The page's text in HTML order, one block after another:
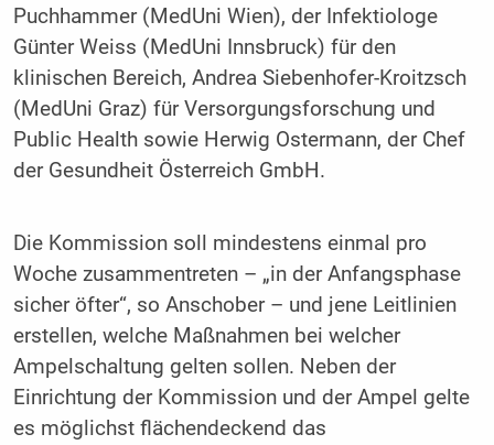
Puchhammer (MedUni Wien), der Infektiologe
Günter Weiss (MedUni Innsbruck) für den
klinischen Bereich, Andrea Siebenhofer-Kroitzsch
(MedUni Graz) für Versorgungsforschung und
Public Health sowie Herwig Ostermann, der Chef
der Gesundheit Österreich GmbH.
Die Kommission soll mindestens einmal pro
Woche zusammentreten – „in der Anfangsphase
sicher öfter“, so Anschober – und jene Leitlinien
erstellen, welche Maßnahmen bei welcher
Ampelschaltung gelten sollen. Neben der
Einrichtung der Kommission und der Ampel gelte
es möglichst flächendeckend das